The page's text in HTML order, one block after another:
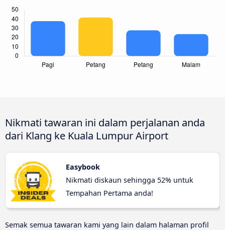
Nikmati tawaran ini dalam perjalanan anda
dari Klang ke Kuala Lumpur Airport
Easybook
Nikmati diskaun sehingga 52% untuk
Tempahan Pertama anda!
Semak semua tawaran kami yang lain dalam halaman profil